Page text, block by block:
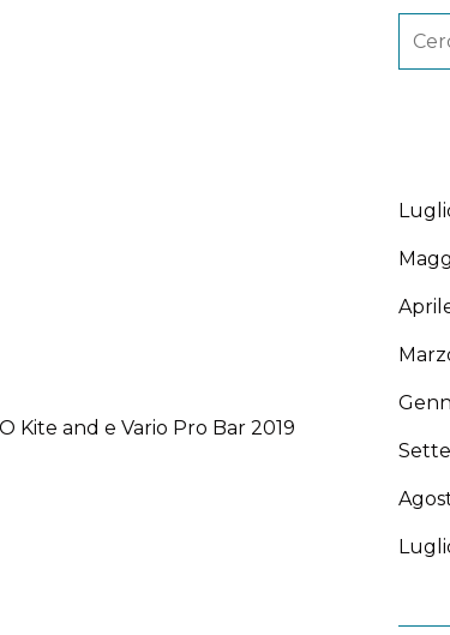
Kite and e Vario Pro Bar 2019